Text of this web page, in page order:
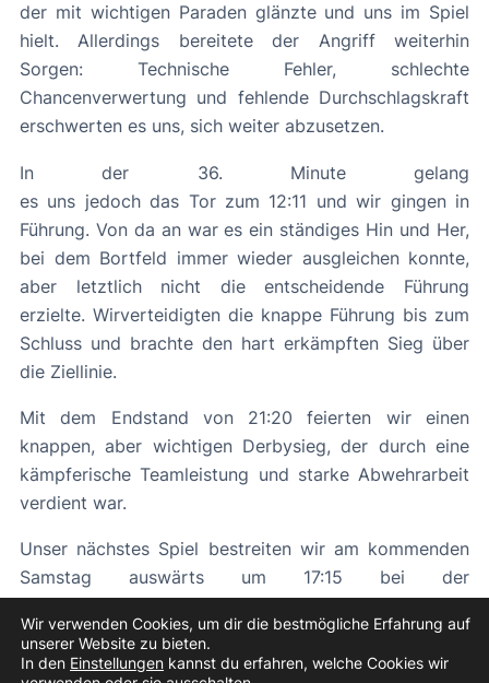
der mit wichtigen Paraden glänzte und uns im Spiel
hielt. Allerdings bereitete der Angriff weiterhin
Sorgen: Technische Fehler, schlechte
Chancenverwertung und fehlende Durchschlagskraft
erschwerten es uns, sich weiter abzusetzen.
In der 36. Minute gelang
es uns jedoch das Tor zum 12:11 und wir gingen in
Führung. Von da an war es ein ständiges Hin und Her,
bei dem Bortfeld immer wieder ausgleichen konnte,
aber letztlich nicht die entscheidende Führung
erzielte. Wirverteidigten die knappe Führung bis zum
Schluss und brachte den hart erkämpften Sieg über
die Ziellinie.
Mit dem Endstand von 21:20 feierten wir einen
knappen, aber wichtigen Derbysieg, der durch eine
kämpferische Teamleistung und starke Abwehrarbeit
verdient war.
Unser nächstes Spiel bestreiten wir am kommenden
Samstag auswärts um 17:15 bei der
« Vorheriger Beitrag Nächster Beitrag
Wir verwenden Cookies, um dir die bestmögliche Erfahrung auf
unserer Website zu bieten.
In den Einstellungen kannst du erfahren, welche Cookies wir